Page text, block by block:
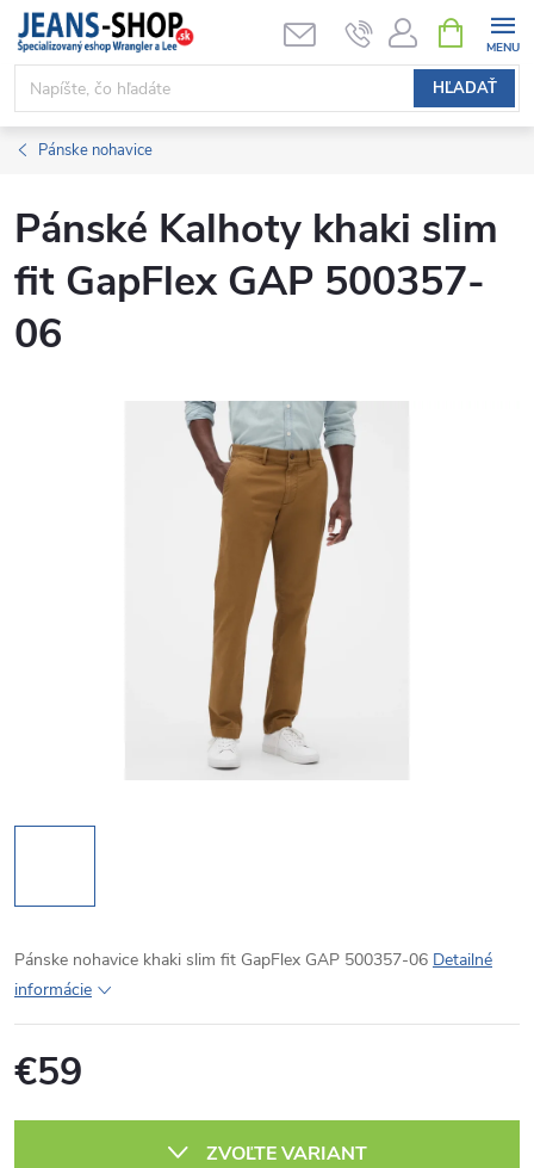
Prejsť
obsah
HĽADAŤ
KOŠÍK
Pánske nohavice
Pánské Kalhoty khaki slim
fit GapFlex GAP 500357-
06
Pánske nohavice khaki slim fit GapFlex GAP 500357-06 Detailné
informácie
€59
ZVOĽTE VARIANT